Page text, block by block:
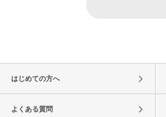
はじめての方へ
よくある質問